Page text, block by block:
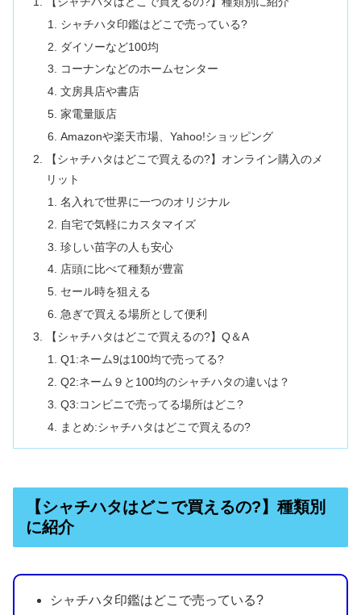
シャチハタ印鑑はどこで売っている?
ダイソーなど100均
コーナンなどのホームセンター
文房具店や書店
家電量販店
Amazonや楽天市場、Yahoo!ショッピング
【シャチハタはどこで買えるの?】オンライン購入のメ
リット
名入れで世界に一つのオリジナル
自宅で気軽にカスタマイズ
珍しい苗字の人も安心
店頭に比べて種類が豊富
セール時を狙える
急ぎで買える場所として便利
【シャチハタはどこで買えるの?】Q＆A
Q1:ネーム9は100均で売ってる?
Q2:ネーム９と100均のシャチハタの違いは？
Q3:コンビニで売ってる場所はどこ?
まとめ:シャチハタはどこで買えるの?
【シャチハタはどこで買えるの?】種類別
に紹介
シャチハタ印鑑はどこで売っている?